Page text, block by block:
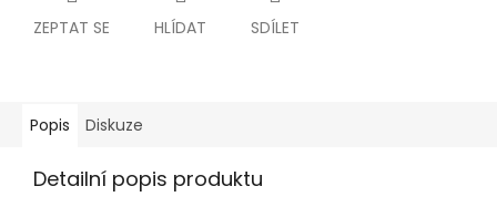
ZEPTAT SE HLÍDAT SDÍLET
Popis Diskuze
Detailní popis produktu